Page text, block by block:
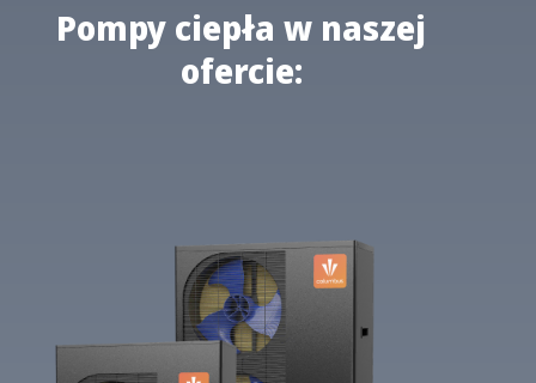
Pompy ciepła w naszej
ofercie: